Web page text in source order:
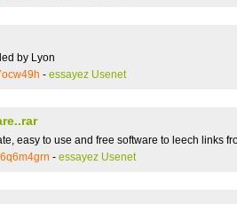
by Lyon
- essayez Usenet
easy to use and free software to leech links
- essayez Usenet